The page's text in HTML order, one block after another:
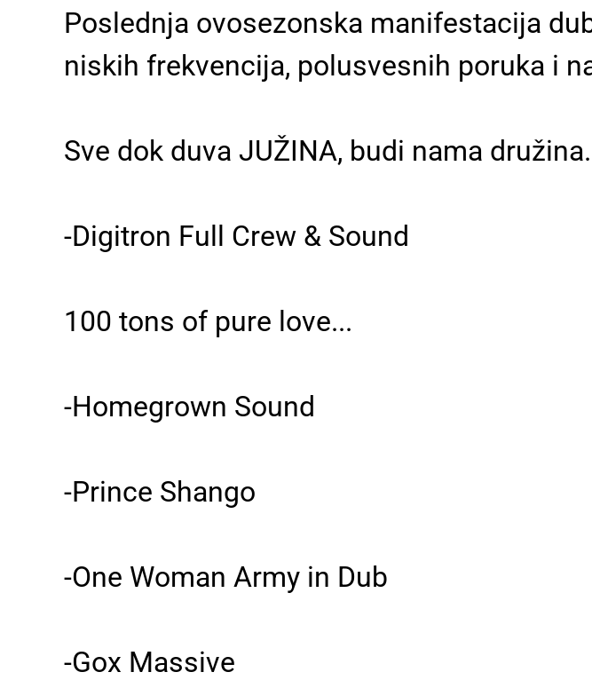
Poslednja ovosezonska manifestacija
niskih frekvencija, polusvesnih poruka i
Sve dok duva JUŽINA, budi nama
-Digitron Full Crew & Sound
100 tons of pure love...
-Homegrown Sound
-Prince Shango
-One Woman Army in Dub
-Gox Massive